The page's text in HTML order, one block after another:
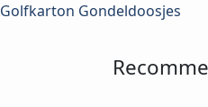
Golfkarton Gondeldoosjes